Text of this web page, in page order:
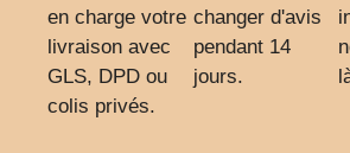
en charge votre
livraison avec
GLS, DPD ou
colis privés.
changer d'avis
pendant 14
jours.